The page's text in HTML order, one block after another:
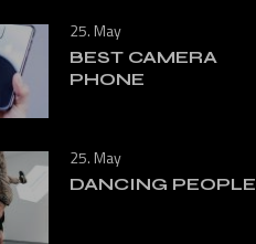
25. May
BEST CAMERA
PHONE
25. May
DANCING PEOPLE